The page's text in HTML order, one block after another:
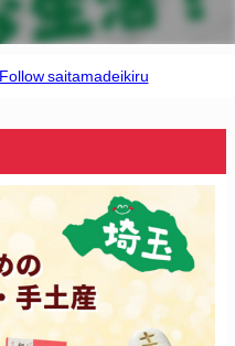
Follow saitamadeikiru